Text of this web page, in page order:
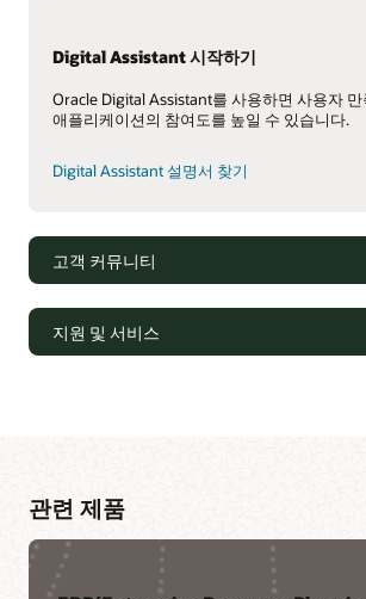
Digital Assistant 시작하기
Oracle Digital Assistant를 사용하면 사용자
애플리케이션의 참여도를 높일 수 있습니다.
Digital Assistant 설명서 찾기
고객 커뮤니티
지원 및 서비스
관련 제품